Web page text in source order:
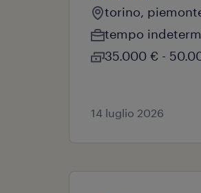
torino,
tempo
35.000 € -
14 luglio 2026